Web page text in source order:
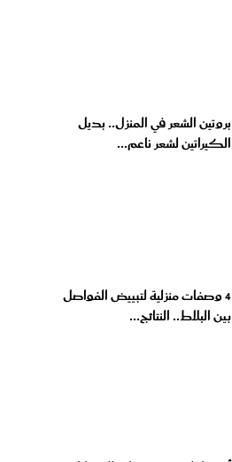
بروتين الشعر في المنزل.. بديل
الكيراتين لشعر ناعم...
4 وصفات منزلية لتبييض الفواصل
بين البلاط.. النتائج...